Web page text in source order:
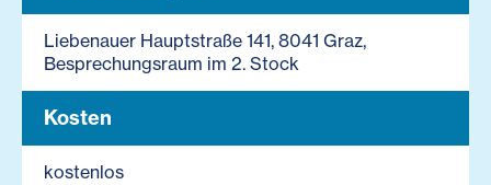
Liebenauer Hauptstraße 141, 8041 Graz,
Besprechungsraum im 2. Stock
Kosten
kostenlos